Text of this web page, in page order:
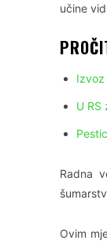
učine
Izvoz
U
Radna
Ovim